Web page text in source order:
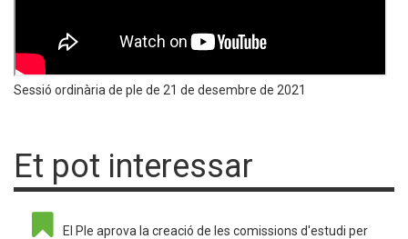
Sessió ordinària de ple de 21 de desembre de 2021
Et pot interessar
El Ple aprova la creació de les comissions d'estudi per